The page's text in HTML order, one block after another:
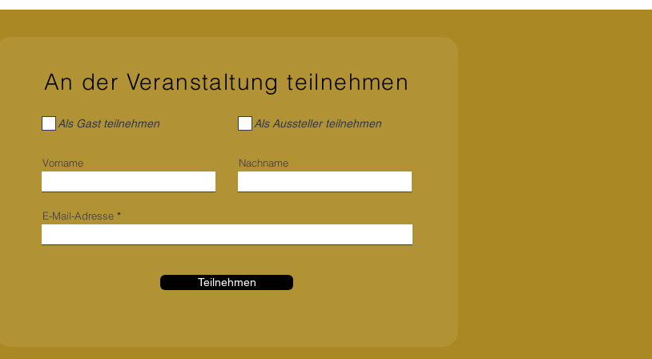
Coaching und spiritueller
An der Veranstaltung teilnehmen
Als Gast teilnehmen
Vorname
Als Aussteller teilnehmen
Nachname
E-Mail-Adresse
Teilnehmen